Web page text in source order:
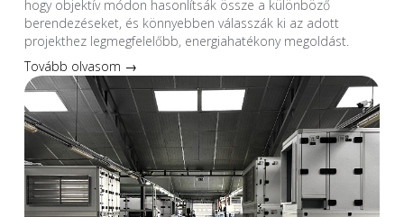
hogy objektív módon hasonlítsák össze a különböző
berendezéseket, és könnyebben válasszák ki az adott
projekthez legmegfelelőbb, energiahatékony megoldást.
Tovább olvasom →